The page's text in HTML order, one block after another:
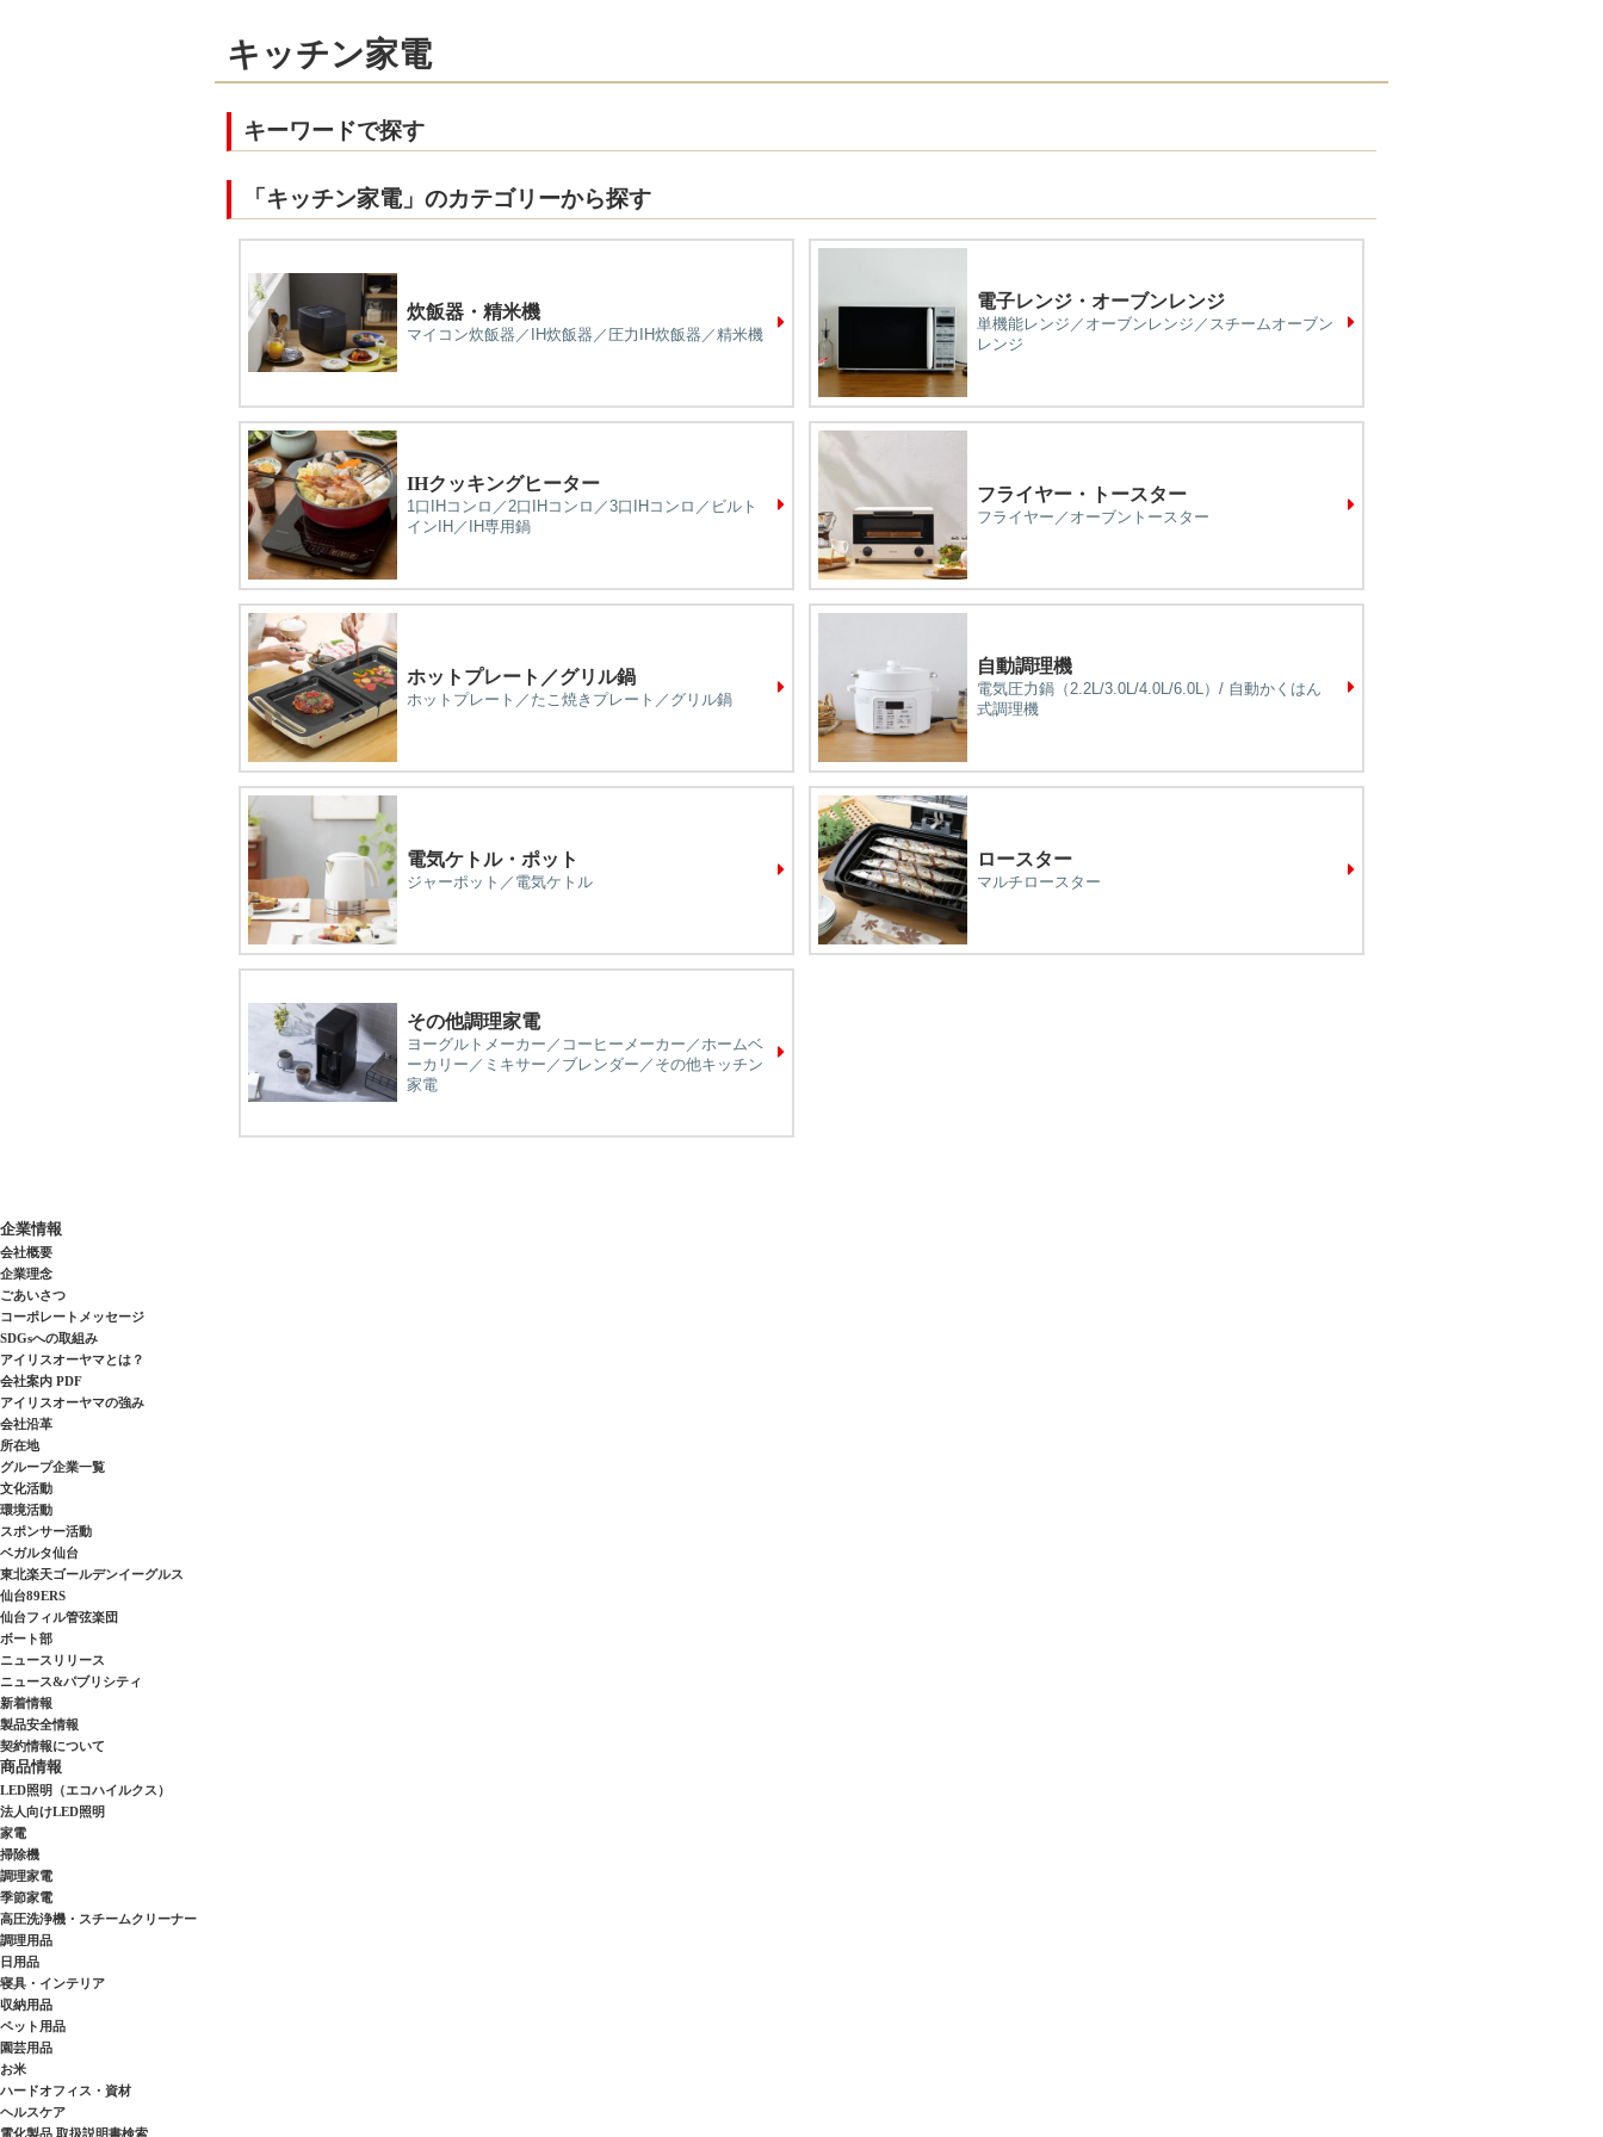
キッチン家電
キーワードで探す
「キッチン家電」のカテゴリーから探す
炊飯器・精米機
マイコン炊飯器／IH炊飯器／圧力IH炊飯器／精米機
電子レンジ・オーブンレンジ
単機能レンジ／オーブンレンジ／スチームオーブン
レンジ
IHクッキングヒーター
1口IHコンロ／2口IHコンロ／3口IHコンロ／ビルト
インIH／IH専用鍋
フライヤー・トースター
フライヤー／オーブントースター
ホットプレート／グリル鍋
ホットプレート／たこ焼きプレート／グリル鍋
自動調理機
電気圧力鍋（2.2L/3.0L/4.0L/6.0L）/ 自動かくはん
式調理機
電気ケトル・ポット
ジャーポット／電気ケトル
ロースター
マルチロースター
その他調理家電
ヨーグルトメーカー／コーヒーメーカー／ホームベ
ーカリー／ミキサー／ブレンダー／その他キッチン
家電
企業情報
会社概要
企業理念
ごあいさつ
コーポレートメッセージ
SDGsへの取組み
アイリスオーヤマとは？
会社案内 PDF
アイリスオーヤマの強み
会社沿革
所在地
グループ企業一覧
文化活動
環境活動
スポンサー活動
ベガルタ仙台
東北楽天ゴールデンイーグルス
仙台89ERS
仙台フィル管弦楽団
ボート部
ニュースリリース
ニュース&パブリシティ
新着情報
製品安全情報
契約情報について
商品情報
LED照明（エコハイルクス）
法人向けLED照明
家電
掃除機
調理家電
季節家電
高圧洗浄機・スチームクリーナー
調理用品
日用品
寝具・インテリア
収納用品
ペット用品
園芸用品
お米
ハードオフィス・資材
ヘルスケア
電化製品 取扱説明書検索